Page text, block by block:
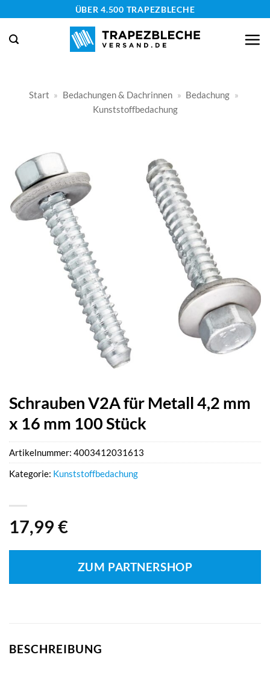
springen
ÜBER 4.500 TRAPEZBLECHE
Start » Bedachungen & Dachrinnen » Bedachung »
Kunststoffbedachung
Schrauben V2A für Metall 4,2 mm
x 16 mm 100 Stück
17,99 €
ZUM PARTNERSHOP
Artikelnummer: 4003412031613
Kategorie: Kunststoffbedachung
BESCHREIBUNG